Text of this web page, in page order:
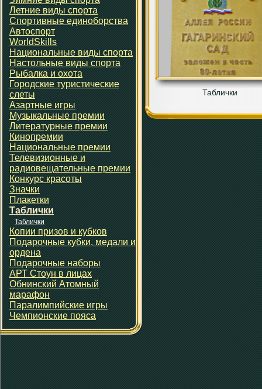
Летние виды спорта
Спортивные единоборства
Автоспорт
WorldSkills
Национальные виды спорта
Настольные виды спорта
Рыбалка и охота
Городские туристические
слеты
Азартные игры
Музыкальные премии
Литературные премии
Кинопремии
Национальные премии
Телевизионные и
радиовещательные премии
Конкурс красоты
Значки
Плакетки
Таблички
Таблички
Копии призов и кубков
Подарочные кубки, медали и
ордена
Подарочные наборы
АРТ Стоун в лицах
Обнинский Атомный
марафон
Паралимпийские игры
Чемпионские пояса
Таблички